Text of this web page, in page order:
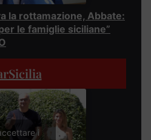
la rottamazione, Abbate:
le famiglie siciliane”
i